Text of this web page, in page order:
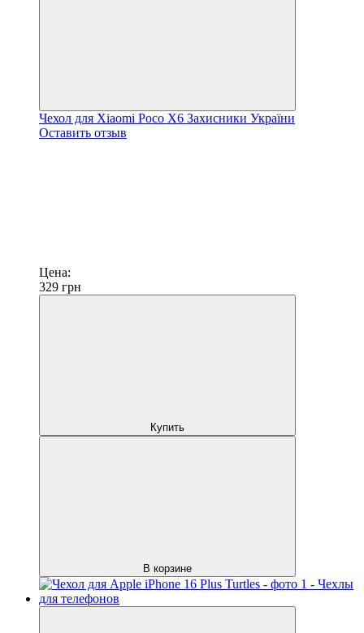
Чехол для Xiaomi Poco X6 Захисники України
Оставить отзыв
Цена:
329 грн
Купить
В корзине